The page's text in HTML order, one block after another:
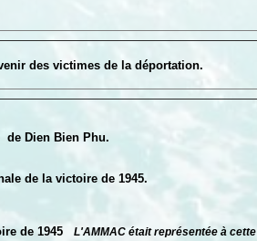
des victimes de la déportation.
Dien Bien Phu.
de la victoire de 1945.
de 1945
L'AMMAC était représentée à cette